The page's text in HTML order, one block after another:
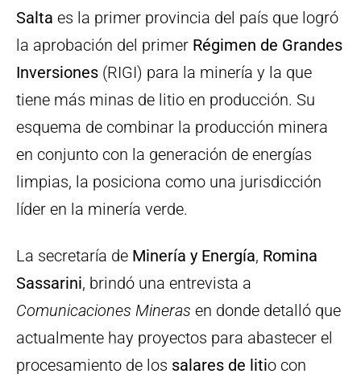
Salta es la primer provincia del país que logró
la aprobación del primer Régimen de Grandes
Inversiones (RIGI) para la minería y la que
tiene más minas de litio en producción. Su
esquema de combinar la producción minera
en conjunto con la generación de energías
limpias, la posiciona como una jurisdicción
líder en la minería verde.
La secretaría de Minería y Energía, Romina
Sassarini, brindó una entrevista a
Comunicaciones Mineras en donde detalló que
actualmente hay proyectos para abastecer el
procesamiento de los salares de litio con